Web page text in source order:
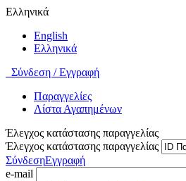
Ελληνικά
English
Ελληνικά
Σύνδεση / Εγγραφή
Παραγγελίες
Λίστα Αγαπημένων
Έλεγχος κατάστασης παραγγελίας
Έλεγχος κατάστασης παραγγελίας
ΣύνδεσηΕγγραφή
e-mail